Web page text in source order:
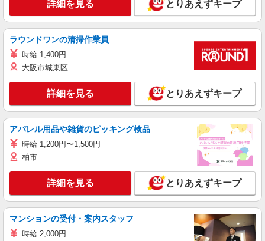
詳細を見る とりあえずキープ
ラウンドワンの清掃作業員
時給 1,400円
大阪市城東区
詳細を見る とりあえずキープ
アパレル用品や雑貨のピッキング検品
時給 1,200円〜1,500円
柏市
詳細を見る とりあえずキープ
マンションの受付・案内スタッフ
時給 2,000円